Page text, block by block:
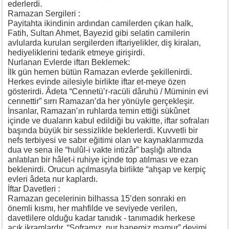
ederlerdi.
Ramazan Sergileri :
Payitahta ikindinin ardından camilerden çıkan halk,
Fatih, Sultan Ahmet, Bayezid gibi selatin camilerin
avlularda kurulan sergilerden iftariyelikler, diş kiraları,
hediyeliklerini tedarik etmeye girişirdi.
Nurlanan Evlerde iftarı Beklemek:
İlk gün hemen bütün Ramazan evlerde şekillenirdi.
Herkes evinde ailesiyle birlikte iftar et-meye özen
gösterirdi. Âdeta “Cennetü’r-racüli dâruhü / Müminin evi
cennettir” sırrı Ramazan’da her yönüyle gerçekleşir.
İnsanlar, Ramazan’ın ruhlarda temin ettiği sükûnet
içinde ve duaların kabul edildiği bu vakitte, iftar sofraları
başında büyük bir sessizlikle beklerlerdi. Kuvvetli bir
nefs terbiyesi ve sabır eğitimi olan ve kaynaklarımızda
dua ve sena ile “hulûl-i vakte intizâr” başlığı altında
anlatılan bir hâlet-i ruhiye içinde top atılması ve ezan
beklenirdi. Orucun açılmasıyla birlikte “ahşap ve kerpiç
evleri âdeta nur kaplardı.
İftar Davetleri :
Ramazan gecelerinin bilhassa 15’den sonraki en
önemli kısmı, her mahfilde ve seviyede verilen,
davetlilere olduğu kadar tanıdık - tanımadık herkese